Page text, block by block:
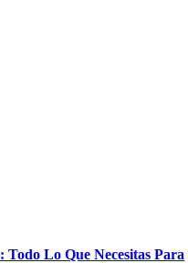
Lo Que Necesitas Para